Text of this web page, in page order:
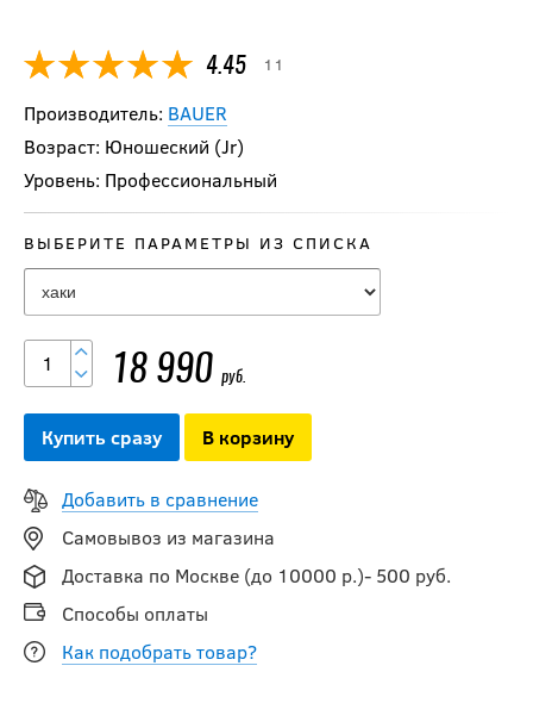
4.45 11
Производитель: BAUER
Возраст: Юношеский (Jr)
Уровень: Профессиональный
ВЫБЕРИТЕ ПАРАМЕТРЫ ИЗ СПИСКА
18 990 руб.
Купить сразу В корзину
Добавить в сравнение
Самовывоз из магазина
Доставка по Москве (до 10000 р.)- 500 руб.
Способы оплаты
Как подобрать товар?